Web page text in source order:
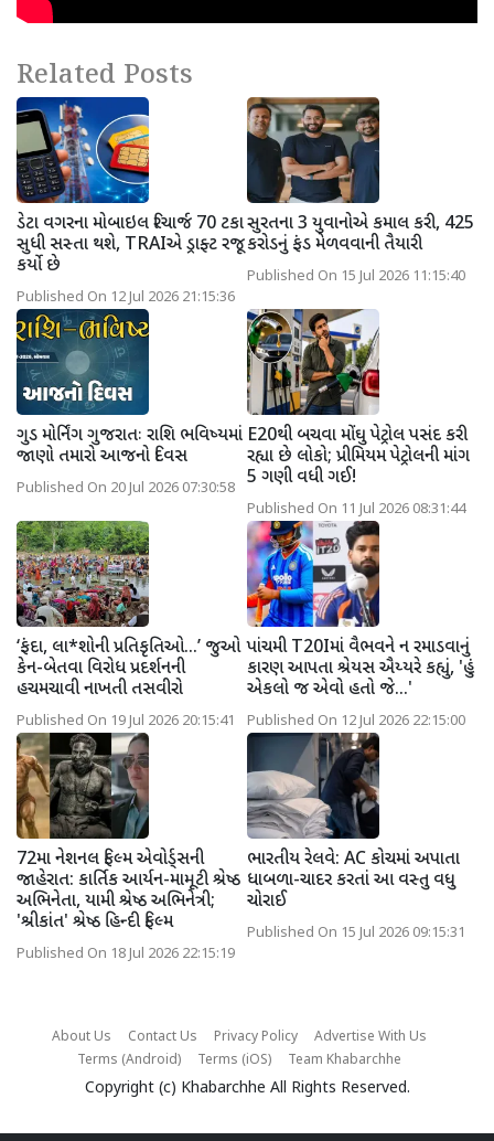
Related Posts
ડેટા વગરના મોબાઇલ રિચાર્જ 70 ટકા
સુધી સસ્તા થશે, TRAIએ ડ્રાફ્ટ રજૂ
કર્યો છે
Published On 12 Jul 2026 21:15:36
સુરતના 3 યુવાનોએ કમાલ કરી, 425
કરોડનું ફંડ મેળવવાની તૈયારી
Published On 15 Jul 2026 11:15:40
ગુડ મોર્નિંગ ગુજરાતઃ રાશિ ભવિષ્યમાં
જાણો તમારો આજનો દિવસ
Published On 20 Jul 2026 07:30:58
E20થી બચવા મોંઘુ પેટ્રોલ પસંદ કરી
રહ્યા છે લોકો; પ્રીમિયમ પેટ્રોલની માંગ
5 ગણી વધી ગઈ!
Published On 11 Jul 2026 08:31:44
‘ફંદા, લા*શોની પ્રતિકૃતિઓ...’ જુઓ
કેન-બેતવા વિરોધ પ્રદર્શનની
હચમચાવી નાખતી તસવીરો
Published On 19 Jul 2026 20:15:41
પાંચમી T20Iમાં વૈભવને ન રમાડવાનું
કારણ આપતા શ્રેયસ ઐય્યરે કહ્યું, 'હું
એકલો જ એવો હતો જે...'
Published On 12 Jul 2026 22:15:00
72મા નેશનલ ફિલ્મ એવોર્ડ્સની
જાહેરાત: કાર્તિક આર્યન-મામૂટી શ્રેષ્ઠ
અભિનેતા, યામી શ્રેષ્ઠ અભિનેત્રી;
'શ્રીકાંત' શ્રેષ્ઠ હિન્દી ફિલ્મ
Published On 18 Jul 2026 22:15:19
ભારતીય રેલવે: AC કોચમાં અપાતા
ધાબળા-ચાદર કરતાં આ વસ્તુ વધુ
ચોરાઈ
Published On 15 Jul 2026 09:15:31
About Us Contact Us Privacy Policy
Advertise With Us
Terms (Android)
Terms (iOS) Team Khabarchhe
Copyright (c) Khabarchhe All Rights Reserved.